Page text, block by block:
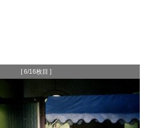
[ 6/16枚目 ]